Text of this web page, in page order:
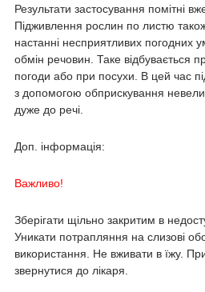
Результати застосування помітні
Підживлення рослин по листю
настанні несприятливих погодних
обмін речовин. Таке відбувається
погоди або при посухи. В цей час
з допомогою обприскування
дуже до речі.
Доп. інформація:
Важливо!
Зберігати щільно закритим в
Уникати потрапляння на слизові
використання. Не вживати в їжу.
звернутися до лікаря.